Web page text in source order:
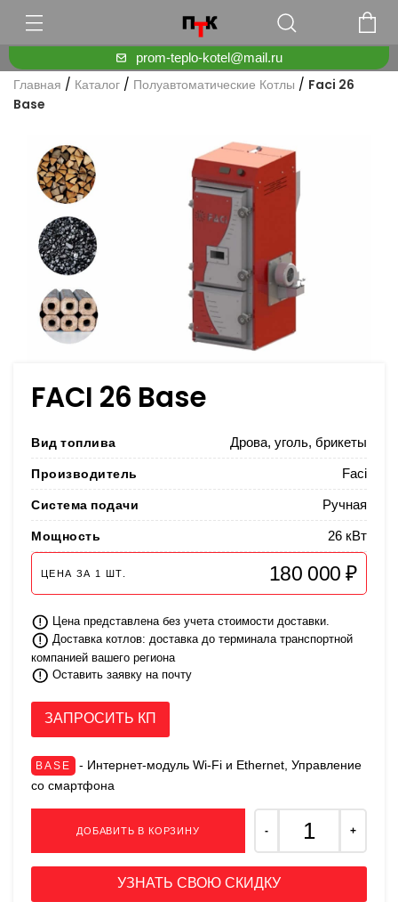
prom-teplo-kotel@mail.ru
Главная / Каталог / Полуавтоматические Котлы / Faci 26
Base
FACI 26 Base
Вид топлива Дрова, уголь, брикеты
Производитель Faci
Система подачи Ручная
Мощность 26 кВт
ЦЕНА ЗА 1 ШТ. 180 000 ₽
Цена представлена без учета стоимости доставки.
Доставка котлов: доставка до терминала транспортной
компанией вашего региона
Оставить заявку на почту
ЗАПРОСИТЬ КП
BASE
- Интернет-модуль Wi-Fi и Ethernet, Управление
со смартфона
ДОБАВИТЬ В КОРЗИНУ
УЗНАТЬ СВОЮ СКИДКУ